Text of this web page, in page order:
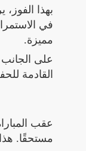
في
مميزة.
على
القادمة
عقب
مستحقًا. هذا